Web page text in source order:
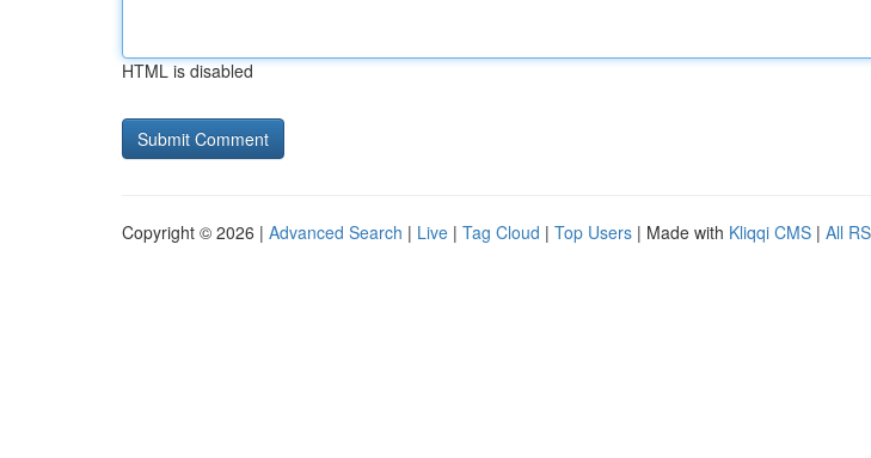
HTML is disabled
Copyright © 2026 | Advanced Search | Live | Tag Cloud | Top Users | Made with Kliqqi CMS | All